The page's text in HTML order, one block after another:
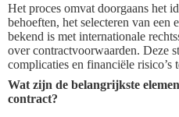
Het proces omvat doorgaans het
behoeften, het selecteren van een
bekend is met internationale
over contractvoorwaarden. Deze
complicaties en financiële risico’s
Wat zijn de belangrijkste
contract?